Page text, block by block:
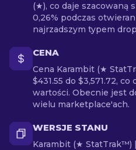
(★), co daje szacowaną
0,26% podczas
najrzadszym typem
CENA
Cena Karambit (★
$431.55 do $3,571.72,
wartości. Obecnie jest
wielu marketplace'ach.
WERSJE STANU
Karambit (★ StatTrak™)